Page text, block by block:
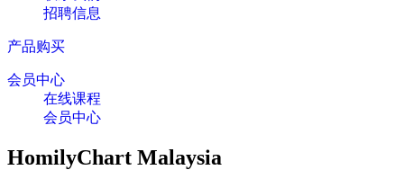
招聘信息
产品购买
会员中心
在线课程
会员中心
HomilyChart Malaysia